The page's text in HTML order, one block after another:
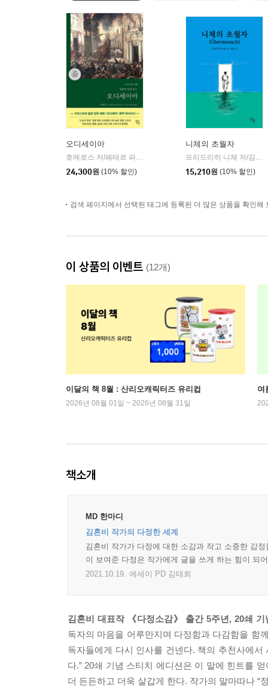
오디세이아
호메로스 저/페테르 파울 루벤스 그림/박문재 역 |
현대지성
24,300원 (10% 할인)
니체의 초월자
프리드리히 니체 저/김철 편역
15,210원 (10% 할인)
검색 페이지에서 선택된 태그에 등록된 더 많은 상품을 확인해
이 상품의 이벤트 (12개)
이달의 책 8월 : 산리오캐릭터즈 유리컵
2026년 08월 01일 ~ 2026년 08월 31일
여
책소개
MD 한마디
김혼비 작가의 다정한 세계
김혼비 작가가 다정에 대한 소감과 작고 소중한 감
이 보여준 다정은 작가에게 글을 쓰게 하는 힘이 되
2021.10.19. 에세이 PD 김태희
김혼비 대표작 《다정소감》 출간 5주년, 20쇄
독자의 마음을 어루만지며 다정함과 다감함을 함
독자들에게 다시 인사를 건넨다. 책의 추천사에
다.” 20쇄 기념 스티치 에디션은 이 말에 힌트를
더 든든하고 더욱 살갑게 한다. 작가의 말마따나 “